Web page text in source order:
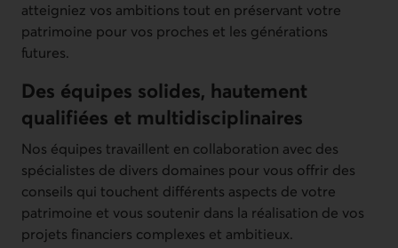
atteigniez vos ambitions tout en préservant votre
patrimoine pour vos proches et les générations
futures.
Des équipes solides, hautement
qualifiées et multidisciplinaires
Nos équipes travaillent en collaboration avec des
spécialistes de divers domaines pour vous offrir des
conseils qui touchent différents aspects de votre
patrimoine et vous soutenir dans la réalisation de vos
projets financiers complexes et ambitieux.